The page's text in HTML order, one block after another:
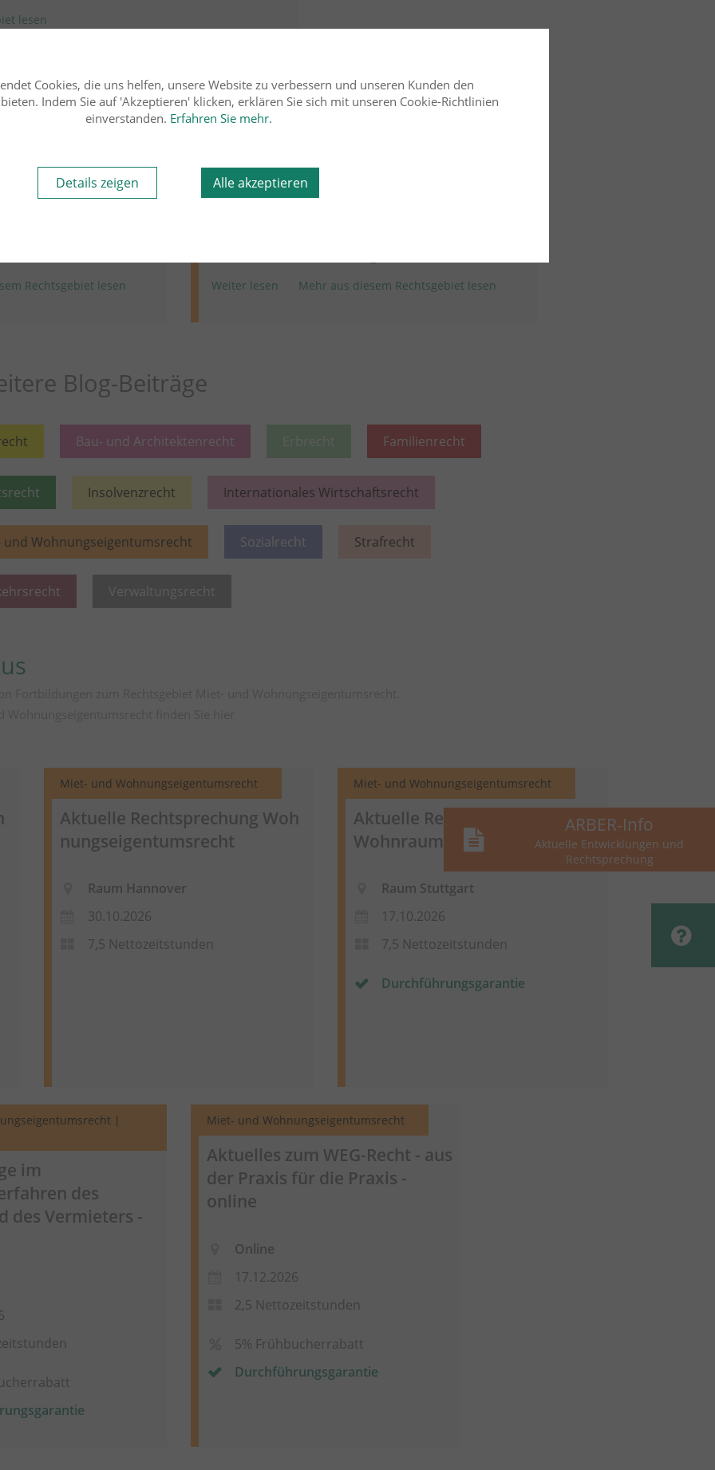
lesen
Rechtsgebiet lesen
Miet- und Wohnungseigentumsrecht
Weiter lesen Mehr aus diesem Rechtsgebiet lesen
Blog-Beiträge
Bau- und Architektenrecht Familienrecht
Insolvenzrecht Internationales Wirtschaftsrecht
und Wohnungseigentumsrecht Sozialrecht Strafrecht
Verwaltungsrecht
Miet- und Wohnungseigentumsrecht
Aktuelle Rechtsprechung Woh
nungseigentumsrecht
Raum Hannover
30.10.2026
7,5 Nettozeitstunden
Miet- und Wohnungseigentumsrecht
Aktuelle Rechtsprechung
Wohnraummietrecht
Raum Stuttgart
17.10.2026
7,5 Nettozeitstunden
Durchführungsgarantie
|
im
des
des Vermieters -
Miet- und Wohnungseigentumsrecht
Aktuelles zum WEG-Recht - aus
der Praxis für die Praxis -
online
Online
17.12.2026
2,5 Nettozeitstunden
5% Frühbucherrabatt
Durchführungsgarantie
ARBER-Info
Aktuelle Entwicklungen und
Rechtsprechung
Cookies, die uns helfen, unsere Website zu verbessern und unseren Kunden den
Indem Sie auf 'Akzeptieren' klicken, erklären Sie sich mit unseren Cookie-Richtlinien
einverstanden. Erfahren Sie mehr.
Details zeigen Alle akzeptieren